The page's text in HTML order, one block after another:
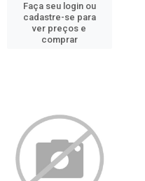
Faça seu login ou
cadastre-se para
ver preços e
comprar